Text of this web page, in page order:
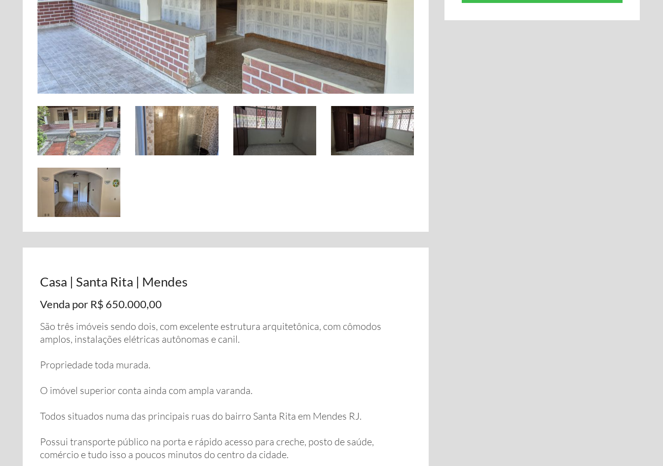
Casa | Santa Rita | Mendes
Venda por R$ 650.000,00
São três imóveis sendo dois, com excelente estrutura arquitetônica, com cômodos
amplos, instalações elétricas autônomas e canil.
Propriedade toda murada.
O imóvel superior conta ainda com ampla varanda.
Todos situados numa das principais ruas do bairro Santa Rita em Mendes RJ.
Possui transporte público na porta e rápido acesso para creche, posto de saúde,
comércio e tudo isso a poucos minutos do centro da cidade.